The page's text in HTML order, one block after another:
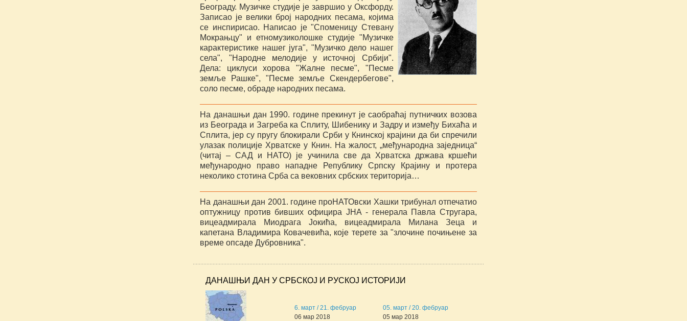
Београду. Музичке студије је завршио у Оксфорду.
Записао је велики број народних песама, којима
се инспирисао. Написао је "Споменицу Стевану
Мокрањцу" и етномузиколошке студије "Музичке
карактеристике нашег југа", "Музичко дело нашег
села", "Народне мелодије у источној Србији".
Дела: циклуси хорова "Жалне песме", "Песме
земље Рашке", "Песме земље Скендербегове",
соло песме, обраде народних песама.
На данашњи дан 1990. године прекинут је саобраћај путничких возова
из Београда и Загреба ка Сплиту, Шибенику и Задру и између Бихаћа и
Сплита, јер су пругу блокирали Срби у Книнској крајини да би спречили
улазак полиције Хрватске у Книн. На жалост, „међународна заједница“
(читај – САД и НАТО) је учинила све да Хрватска држава кршећи
међународно право нападне Републику Српску Крајину и протера
неколико стотина Срба са вековних србских територија…
На данашњи дан 2001. године проНАТОвски Хашки трибунал отпечатио
оптужницу против бивших официра ЈНА - генерала Павла Стругара,
вицеадмирала Миодрага Јокића, вицеадмирала Милана Зеца и
капетана Владимира Ковачевића, које терете за "злочине почињене за
време опсаде Дубровника".
ДАНАШЊИ ДАН У СРБСКОЈ И РУСКОЈ ИСТОРИЈИ
6. март / 21. фебруар
06 мар 2018
05. март / 20. фебруар
05 мар 2018